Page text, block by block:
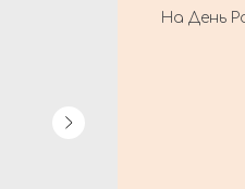
На День